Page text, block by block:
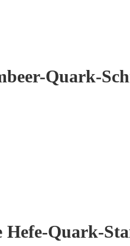
Quark-
Hefe-Quark-